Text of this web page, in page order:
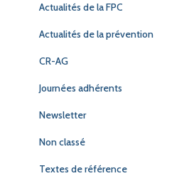
Actualités de la FPC
Actualités de la prévention
CR-AG
Journées adhérents
Newsletter
Non classé
Textes de référence